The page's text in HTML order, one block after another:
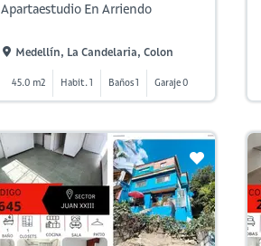
Apartaestudio En Arriendo
Medellín, La Candelaria, Colon
45.0 m2 Habit. 1 Baños 1 Garaje 0